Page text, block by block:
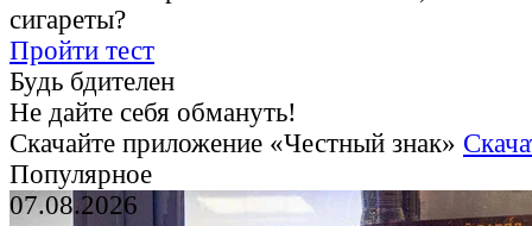
сигареты?
Пройти тест
Будь бдителен
Не дайте себя обмануть!
Скачайте приложение «Честный знак»
Популярное
07.08.2026